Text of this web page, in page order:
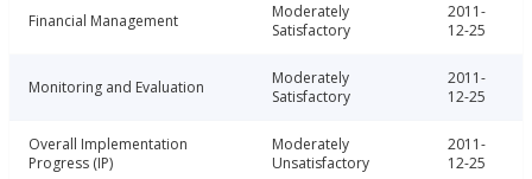
Financial Management
Moderately
Satisfactory
2011-
12-25
Monitoring and Evaluation
Moderately
Satisfactory
2011-
12-25
Overall Implementation
Progress (IP)
Moderately
Unsatisfactory
2011-
12-25